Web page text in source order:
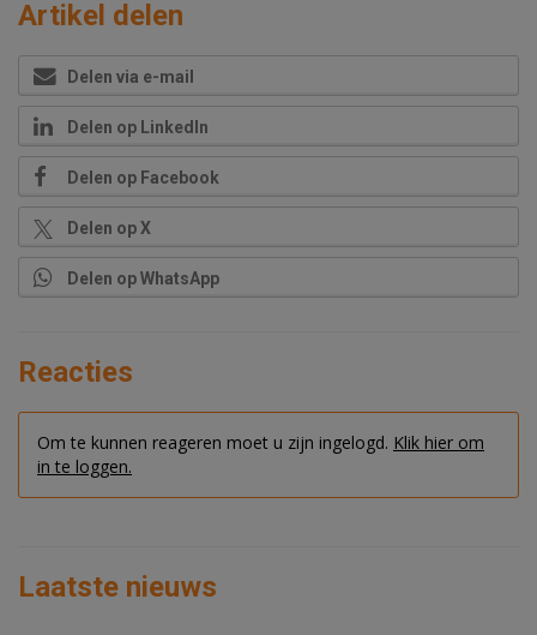
Artikel delen
Delen via e-mail
Delen op LinkedIn
Delen op Facebook
Delen op X
Delen op WhatsApp
Reacties
Om te kunnen reageren moet u zijn ingelogd. Klik hier om
in te loggen.
Laatste nieuws